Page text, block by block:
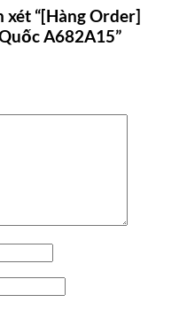
“[Hàng Order]
A682A15”